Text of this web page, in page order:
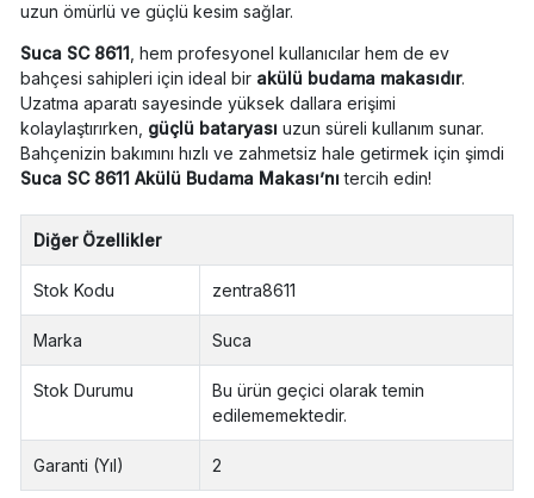
uzun ömürlü ve güçlü kesim sağlar.
Suca SC 8611 , hem profesyonel kullanıcılar hem de ev
bahçesi sahipleri için ideal bir akülü budama makasıdır.
Uzatma aparatı sayesinde yüksek dallara erişimi
kolaylaştırırken, güçlü bataryası uzun süreli kullanım sunar.
Bahçenizin bakımını hızlı ve zahmetsiz hale getirmek için şimdi
Suca SC 8611 Akülü Budama Makası’nı tercih edin!
Diğer Özellikler
Stok Kodu zentra8611
Marka Suca
Stok Durumu
Bu ürün geçici olarak temin
edilememektedir.
Garanti (Yıl) 2